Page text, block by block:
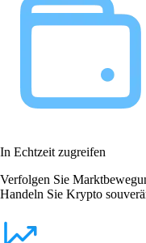
In Echtzeit zugreifen
Verfolgen Sie
Handeln Sie Krypto